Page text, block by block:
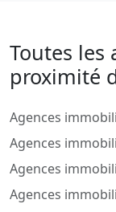
Toutes les
proximité
Agences
Agences
Agences
Agences